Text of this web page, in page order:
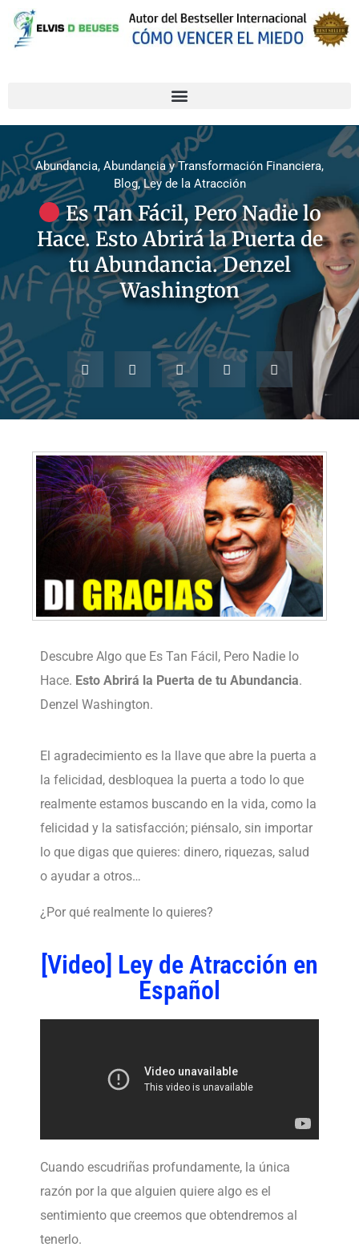
Abundancia, Abundancia y Transformación Financiera,
Blog,Ley de la Atracción
Es Tan Fácil, Pero Nadie lo
Hace. Esto Abrirá la Puerta de
tu Abundancia. Denzel
Washington
Descubre Algo que Es Tan Fácil, Pero Nadie lo
Hace. Esto Abrirá la Puerta de tu Abundancia.
Denzel Washington.
El agradecimiento es la llave que abre la puerta a
la felicidad, desbloquea la puerta a todo lo que
realmente estamos buscando en la vida, como la
felicidad y la satisfacción; piénsalo, sin importar
lo que digas que quieres: dinero, riquezas, salud
o ayudar a otros…
¿Por qué realmente lo quieres?
[Video] Ley de Atracción en
Español
Cuando escudriñas profundamente, la única
razón por la que alguien quiere algo es el
sentimiento que creemos que obtendremos al
tenerlo.